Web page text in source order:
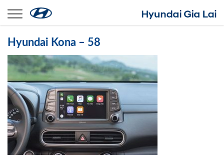
Toggle navigation
Hyundai Kona – 58